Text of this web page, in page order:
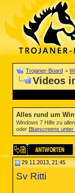
Trojaner-Board >
Videos
Alles rund um
Windows 7 Hilfe zu
oder Bluescreens unter
29.11.2013, 21:45
Sv Ritti